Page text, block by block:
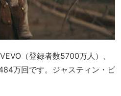
（登録者数5700万人）、
万回です。ジャスティン・ビ